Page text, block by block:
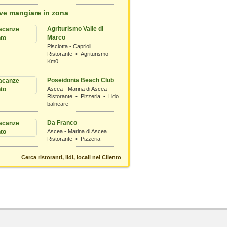
mangiare in zona
Agriturismo Valle di
Marco
Pisciotta - Caprioli
Ristorante • Agriturismo
Km0
Poseidonia Beach Club
Ascea - Marina di Ascea
Ristorante • Pizzeria • Lido
balneare
Da Franco
Ascea - Marina di Ascea
Ristorante • Pizzeria
Cerca ristoranti, lidi, locali nel Cilento